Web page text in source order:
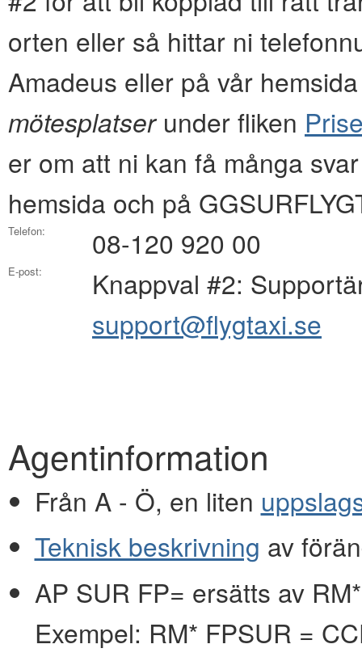
orten eller så hittar ni
Amadeus eller på vår
mötesplatserunder fliken
er om att ni kan få många
hemsida och på
Telefon:
08-120 920 00
Knappval #2:
E-post:
support@flygtaxi.se
Agentinformation
Från A - Ö, en liten
Teknisk beskrivning av
AP SUR FP= ersätts av
Exempel: RM* FPSUR =